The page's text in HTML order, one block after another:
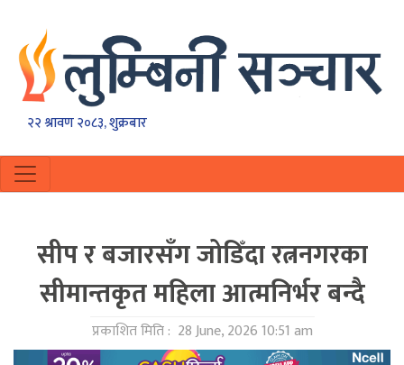
२२ श्रावण २०८३, शुक्रबार
सीप र बजारसँग जोडिँदा रत्ननगरका
सीमान्तकृत महिला आत्मनिर्भर बन्दै
प्रकाशित मिति : 28 June, 2026 10:51 am